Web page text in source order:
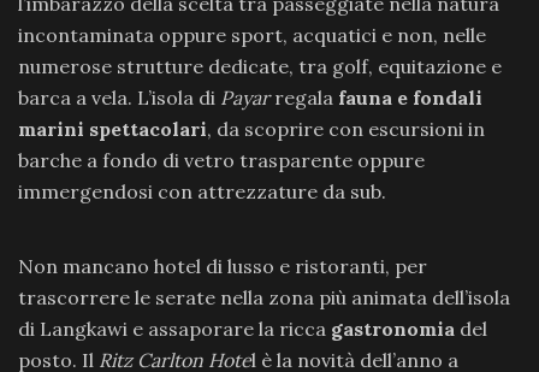
incontaminata oppure sport, acquatici e non, nelle
numerose strutture dedicate, tra golf, equitazione e
barca a vela. L’isola di Payarregala fauna e fondali
marini spettacolari, da scoprire con escursioni in
barche a fondo di vetro trasparente oppure
immergendosi con attrezzature da sub.
Non mancano hotel di lusso e ristoranti, per
trascorrere le serate nella zona più animata dell’isola
di Langkawi e assaporare la ricca gastronomia del
posto. Il Ritz Carlton Hotel è la novità dell’anno a